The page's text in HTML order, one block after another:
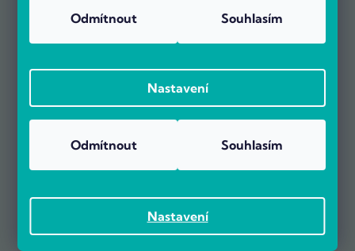
Nastavení
Odmítnout Souhlasím
Nastavení
Odmítnout Souhlasím
OVĚŘENO ZÁKAZNÍKY
na portálu Heureka.cz.